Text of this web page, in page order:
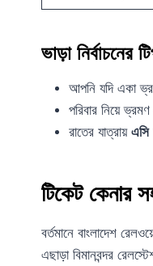
ভাড়া নির্বাচনের
আপনি যদি একা
পরিবার নিয়ে
রাতের যাত্রায় এসি
টিকেট কেনার
বর্তমানে বাংলাদেশ
এছাড়া বিমানবন্দর